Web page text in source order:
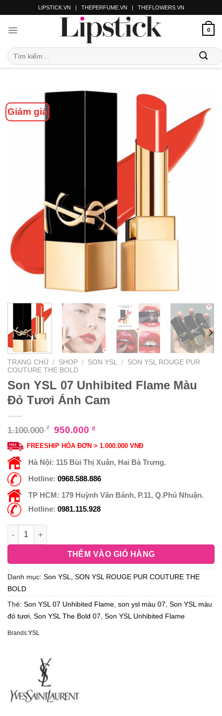
LIPSTICK.VN | THEPERFUME.VN | THEFLOWERS.VN
0
Giảm giá
TRANG CHỦ / SHOP / SON YSL / SON YSL ROUGE PUR
COUTURE THE BOLD
Son YSL 07 Unhibited Flame Màu
Đỏ Tươi Ánh Cam
1.100.000₫ 950.000 ₫
FREESHIP HÓA ĐƠN > 1.000.000 VNĐ
Hà Nội: 115 Bùi Thị Xuân, Hai Bà Trưng.
Hotline: 0968.588.886
TP HCM: 179 Huỳnh Văn Bánh, P.11, Q.Phú Nhuận.
Hotline: 0981.115.928
THÊM VÀO GIỎ HÀNG
Danh mục: Son YSL
SON YSL ROUGE PUR COUTURE THE
BOLD
Thẻ: Son YSL 07 Unhibited Flame son ysl màu 07 Son YSL màu
đỏ tươi Son YSL The Bold 07 Son YSL Unhibited Flame
Brands:YSL